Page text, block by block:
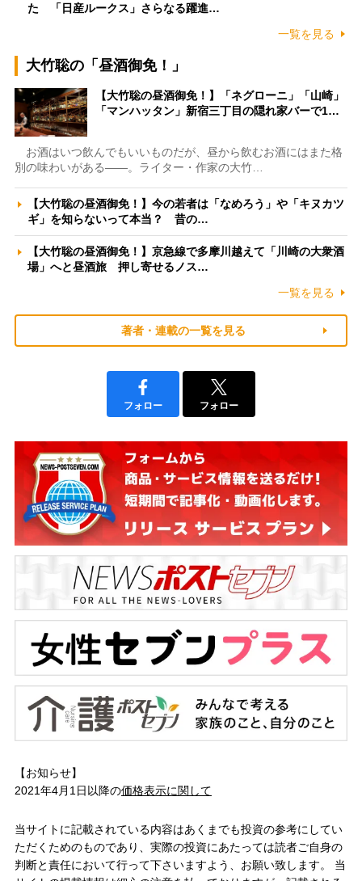
た 「日産ルークス」さらなる躍進…
一覧を見る
大竹聡の「昼酒御免！」
【大竹聡の昼酒御免！】「ネグローニ」「山崎」
「マンハッタン」新宿三丁目の隠れ家バーで1…
お酒はいつ飲んでもいいものだが、昼から飲むお酒にはまた格
別の味わいがある――。ライター・作家の大竹…
【大竹聡の昼酒御免！】今の若者は「なめろう」や「キヌカツ
ギ」を知らないって本当？ 昔の…
【大竹聡の昼酒御免！】京急線で多摩川越えて「川崎の大衆酒
場」へと昼酒旅 押し寄せるノス…
一覧を見る
著者・連載の一覧を見る
フォロー フォロー
【お知らせ】
2021年4月1日以降の価格表示に関して
当サイトに記載されている内容はあくまでも投資の参考にしてい
ただくためのものであり、実際の投資にあたっては読者ご自身の
判断と責任において行って下さいますよう、お願い致します。 当